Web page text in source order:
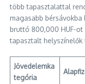
több tapasztalattal
magasabb bérsávokba
bruttó 800,000 HUF-ot
tapasztalt helyszínelők
Jövedelemka
tegória